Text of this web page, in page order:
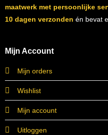
maatwerk met persoonlijke
10 dagen verzonden én bevat
Mijn Account
Mijn orders
Wishlist
Mijn account
Uitloggen